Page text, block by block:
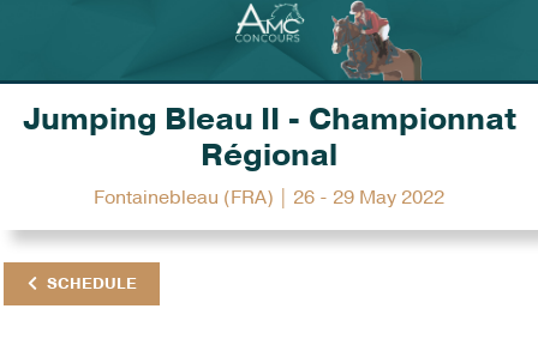
Jumping Bleau II - Championnat
Régional
Fontainebleau (FRA) | 26 - 29 May 2022
SCHEDULE